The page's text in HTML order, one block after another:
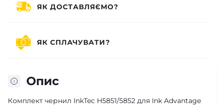
Опис
Комплект чернил InkTec H5851/5852 для Ink Advantage
ЯК ДОСТАВЛЯЄМО?
ЯК СПЛАЧУВАТИ?